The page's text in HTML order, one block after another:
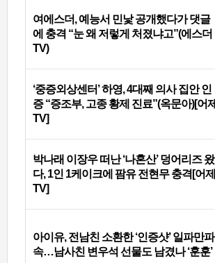
여에스더, 예능서 민낯 공개했다가 댓글
에 충격 “눈 왜 저렇게 처졌냐고”(에스더
TV)
‘중증외상센터’ 하영, 4대째 의사 집안 인
증 “증조부, 고종 황제 진료”(옥문아)[어제
TV]
박나래 이장우 떠난 ‘나혼산’ 덩어리즈 왔
다, 1인 1케이크에 팜유 전현무 충격[어제
TV]
아이유, 전남친 소환한 ‘인증샷’ 일파만파
속…남사친 변우석 선물도 남겼나 ‘훈훈’